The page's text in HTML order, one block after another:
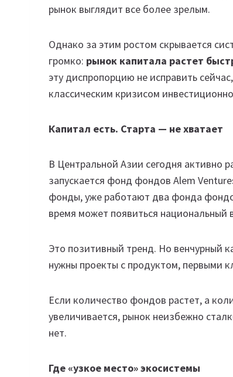
рынок выглядит все более зрелым.
Однако за этим ростом скрывается
громко: рынок капитала растет
эту диспропорцию не исправить
классическим кризисом
Капитал есть. Старта — не хватает
В Центральной Азии сегодня активно
запускается фонд фондов Alem
фонды, уже работают два фонда
время может появиться национальный
Это позитивный тренд. Но венчурный
нужны проекты с продуктом, первыми
Если количество фондов растет, а
увеличивается, рынок неизбежно
нет.
Где «узкое место» экосистемы